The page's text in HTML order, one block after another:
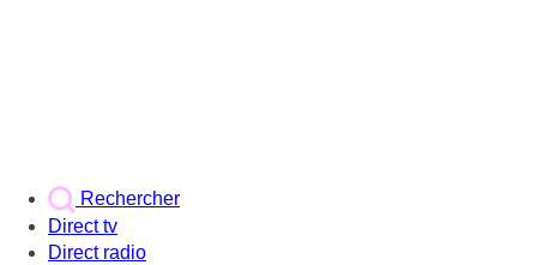
Rechercher
Direct tv
Direct radio